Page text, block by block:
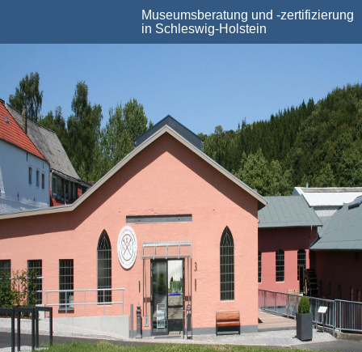
Museumsberatung und -zertifizierung
in Schleswig-Holstein